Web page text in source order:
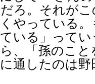
ろ。それが
やっている
いる」って
、「孫のこ
通したのは